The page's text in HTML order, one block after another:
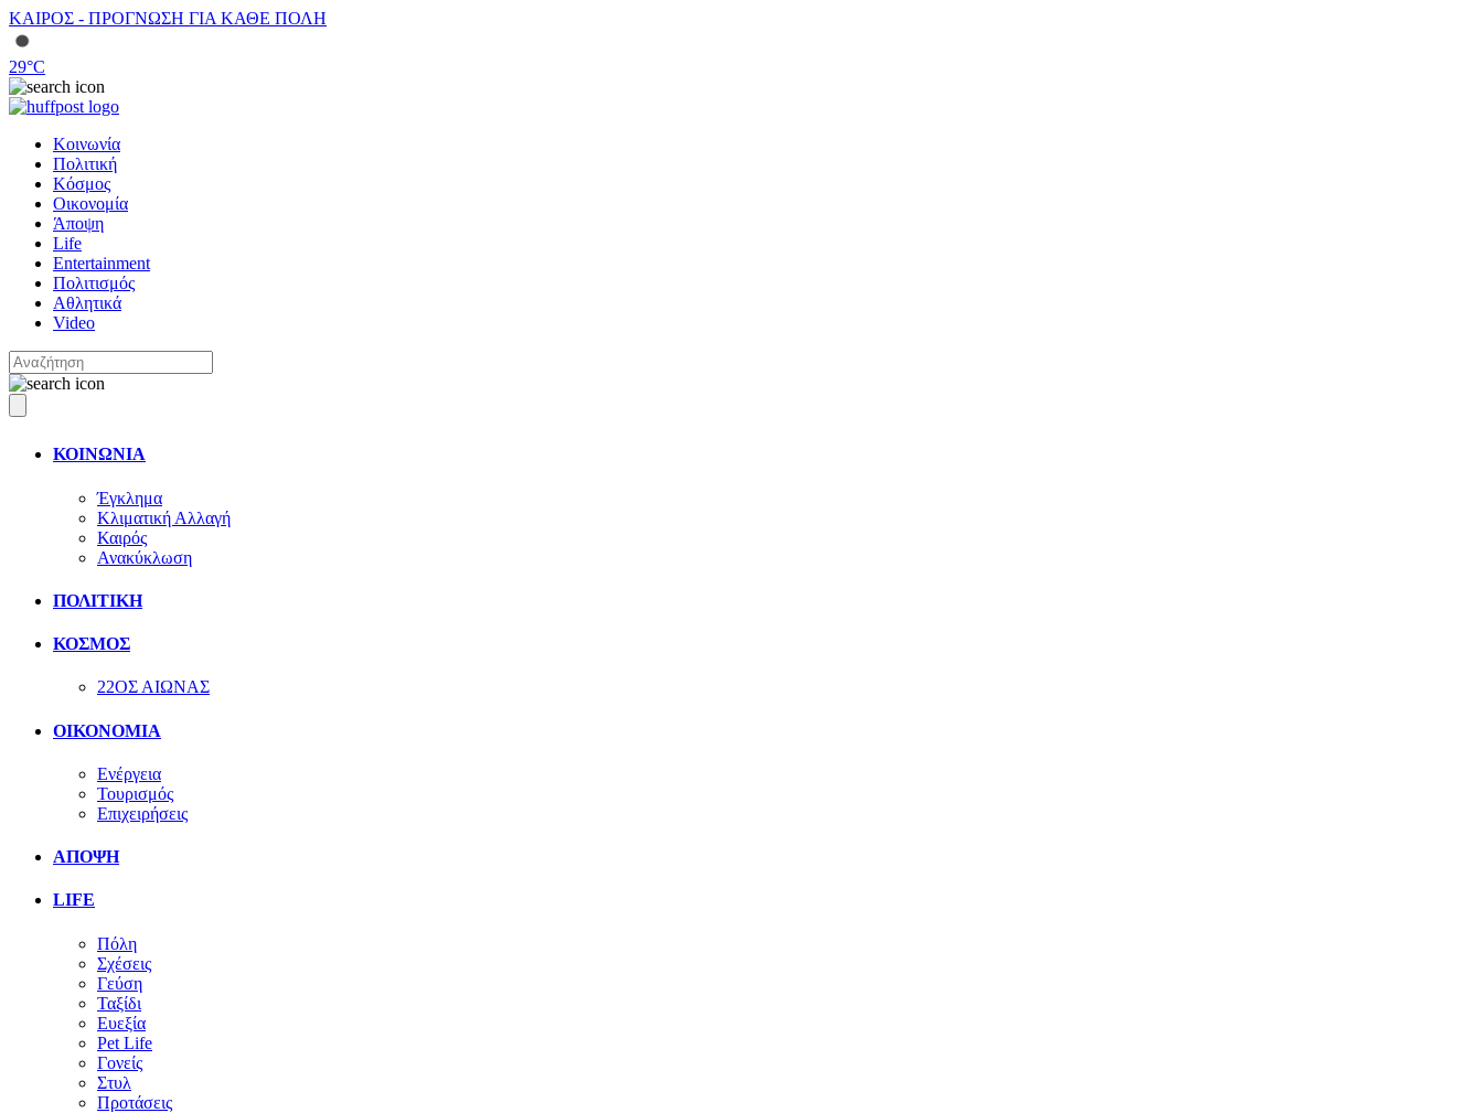
ΚΑΙΡΟΣ - ΠΡΟΓΝΩΣΗ ΓΙΑ ΚΑΘΕ ΠΟΛΗ
29°C
Κοινωνία
Πολιτική
Κόσμος
Οικονομία
Άποψη
Life
Entertainment
Πολιτισμός
Αθλητικά
Video
ΚΟΙΝΩΝΙΑ
Έγκλημα
Κλιματική Αλλαγή
Καιρός
Ανακύκλωση
ΠΟΛΙΤΙΚΗ
ΚΟΣΜΟΣ
22ΟΣ ΑΙΩΝΑΣ
ΟΙΚΟΝΟΜΙΑ
Ενέργεια
Τουρισμός
Επιχειρήσεις
ΑΠΟΨΗ
LIFE
Πόλη
Σχέσεις
Γεύση
Ταξίδι
Ευεξία
Pet Life
Γονείς
Στυλ
Προτάσεις